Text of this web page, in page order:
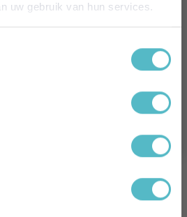
uw gebruik van hun services.
Poldimar Ledikant Paxos Zilver 90 x